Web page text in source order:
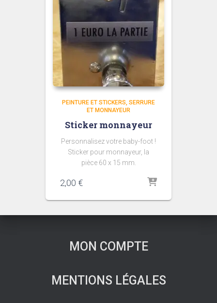
PEINTURE ET STICKERS SERRURE
ET MONNAYEUR
Sticker monnayeur
Personnalisez votre baby-foot !
Sticker pour monnayeur, la
pièce 60 x 15 mm.
2,00 €
MON COMPTE
MENTIONS LÉGALES